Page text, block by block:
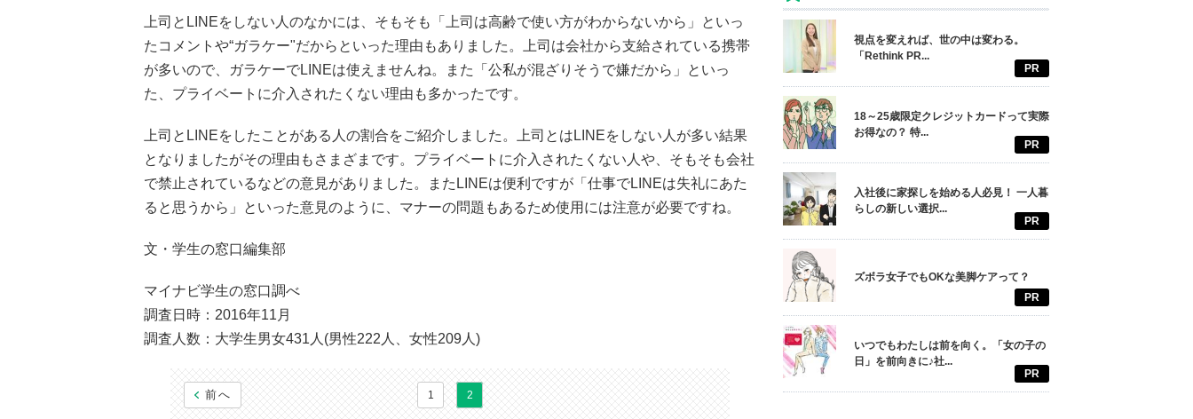
上司とLINEをしない人のなかには、そもそも「上司は高齢で使い方がわからないから」といっ
たコメントや“ガラケー"だからといった理由もありました。上司は会社から支給されている携帯
が多いので、ガラケーでLINEは使えませんね。また「公私が混ざりそうで嫌だから」といっ
た、プライベートに介入されたくない理由も多かったです。
上司とLINEをしたことがある人の割合をご紹介しました。上司とはLINEをしない人が多い結果
となりましたがその理由もさまざまです。プライベートに介入されたくない人や、そもそも会社
で禁止されているなどの意見がありました。またLINEは便利ですが「仕事でLINEは失礼にあた
ると思うから」といった意見のように、マナーの問題もあるため使用には注意が必要ですね。
文・学生の窓口編集部
マイナビ学生の窓口調べ
調査日時：2016年11月
調査人数：大学生男女431人(男性222人、女性209人)
前へ 1 2
視点を変えれば、世の中は変わる。
「Rethink PR...
PR
18～25歳限定クレジットカードって実際
お得なの？ 特...
PR
入社後に家探しを始める人必見！ 一人暮
らしの新しい選択...
PR
ズボラ女子でもOKな美脚ケアって？
PR
いつでもわたしは前を向く。「女の子の
日」を前向きに♪社...
PR